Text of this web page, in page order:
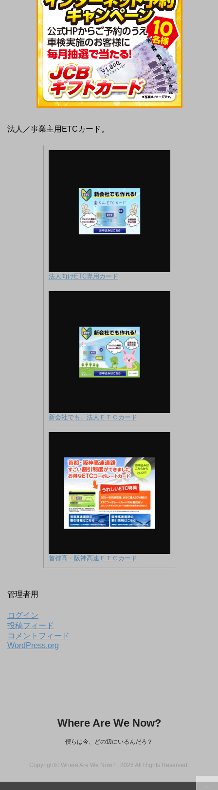
法人／事業主用ETCカード。
法人向けETC専用カード
新会社でも。法人ＥＴＣカード
首都高・阪神高速ＥＴＣカード
管理者用
ログイン
投稿フィード
コメントフィード
WordPress.org
Where Are We Now?
僕らは今、どの辺にいるんだろ？
Copyright© Where Are We Now? , 2026 All Rights Reserved.